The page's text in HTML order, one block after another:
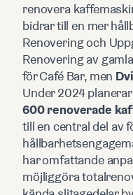
renovera
bidrar till en mer
Renovering och
Renovering av
för Café Bar, men
Under 2024
600 renoverade
till en central del av
har omfattande
möjliggöra